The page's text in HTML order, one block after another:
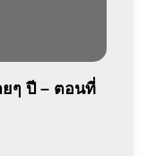
ยๆ ปี – ตอนที่